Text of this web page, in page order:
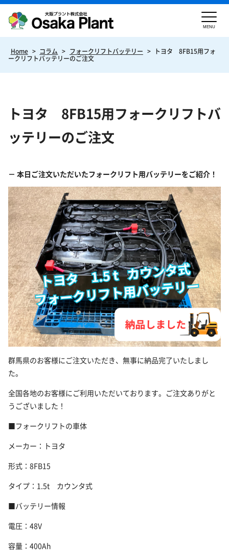
MENU
Home > コラム > フォークリフトバッテリー > トヨタ 8FB15用フォ
ークリフトバッテリーのご注文
トヨタ 8FB15用フォークリフトバ
ッテリーのご注文
本日ご注文いただいたフォークリフト用バッテリーをご紹介！
群馬県のお客様にご注文いただき、無事に納品完了いたしまし
た。
全国各地のお客様にご利用いただいております。ご注文ありがと
うございました！
■フォークリフトの車体
メーカー：トヨタ
形式：8FB15
タイプ：1.5t カウンタ式
■バッテリー情報
電圧：48V
容量：400Ah